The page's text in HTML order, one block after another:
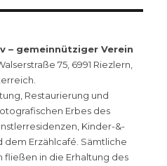
– gemeinnütziger Verein
75, 6991 Riezlern,
Restaurierung und
Erbes des
Kinder-&-
dem Erzählcafé. Sämtliche
fließen in die Erhaltung des